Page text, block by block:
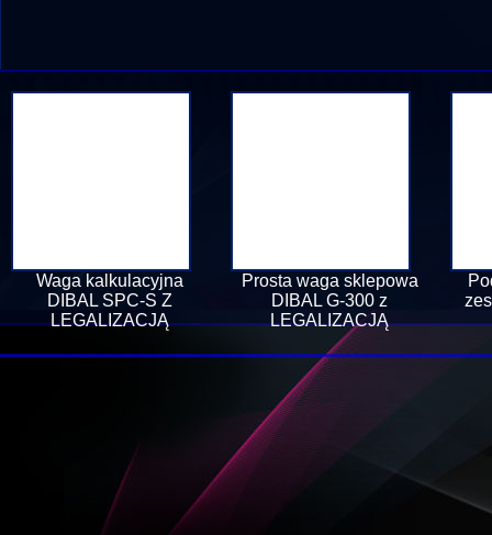
Waga kalkulacyjna
DIBAL SPC-S Z
LEGALIZACJĄ
Prosta waga sklepowa
DIBAL G-300 z
LEGALIZACJĄ